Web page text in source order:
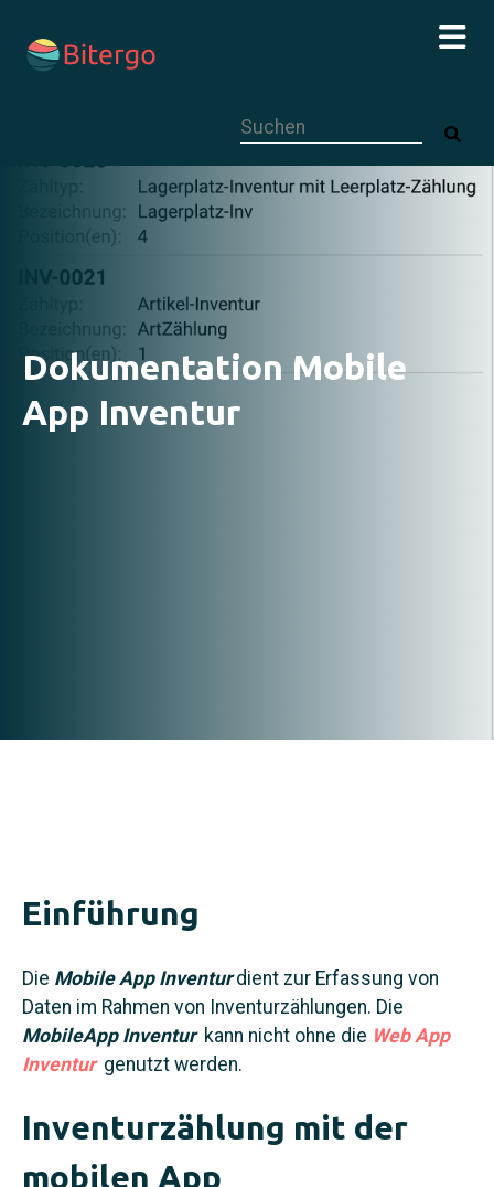
Dokumentation Mobile
App Inventur
Einführung
Die Mobile App Inventurdient zur Erfassung von
Daten im Rahmen von Inventurzählungen. Die
MobileApp Inventur kann nicht ohne die Web App
Inventur genutzt werden.
Inventurzählung mit der
mobilen App